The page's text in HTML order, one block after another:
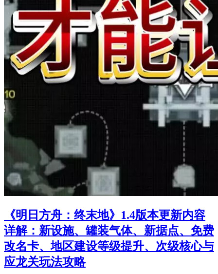
《明日方舟：终末地》1.4版本更新内容
详解：新设施、罐装气体、新据点、免费
改名卡、地区建设等级提升、次级核心与
应龙关玩法攻略